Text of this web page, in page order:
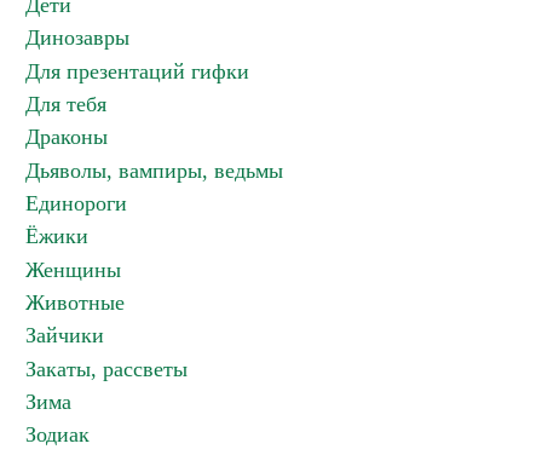
Дети
Динозавры
Для презентаций гифки
Для тебя
Драконы
Дьяволы, вампиры, ведьмы
Единороги
Ёжики
Женщины
Животные
Зайчики
Закаты, рассветы
Зима
Зодиак